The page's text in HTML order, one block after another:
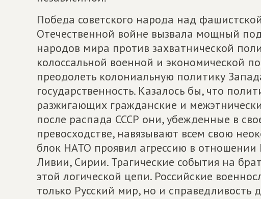
Победа советского народа над
Отечественной войне вызвала мощный
народов мира против захватнической
колоссальной военной и экономической
преодолеть колониальную политику
государственность. Казалось бы, что
разжигающих гражданские и
после распада СССР они, убежденные в
превосходстве, навязывают всем свою
блок НАТО проявил агрессию в
Ливии, Сирии. Трагические события на
этой логической цепи. Российские
только Русский мир, но и справедливость